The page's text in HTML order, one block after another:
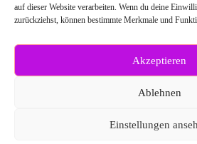
auf dieser Website verarbeiten. Wenn du deine
zurückziehst, können bestimmte Merkmale und
Akzeptieren
Ablehnen
Einstellungen
Weitere Fragen?
Kontaktiere uns:
Telefonnr.: 0676/